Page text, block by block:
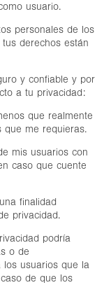
usuario.
personales de los
derechos están
y confiable y por
a tu privacidad:
que realmente
que me requieras.
mis usuarios con
caso que cuente
finalidad
privacidad.
podría
o de
los usuarios que la
de que los